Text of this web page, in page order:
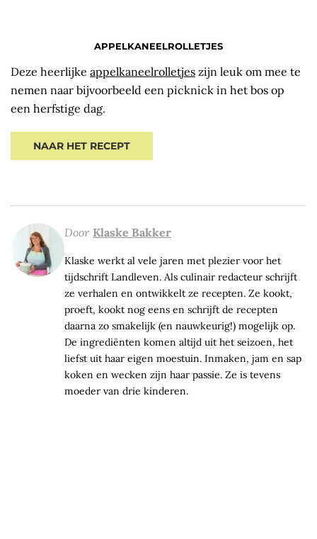
APPELKANEELROLLETJES
Deze heerlijke appelkaneelrolletjes zijn leuk om mee te
nemen naar bijvoorbeeld een picknick in het bos op
een herfstige dag.
NAAR HET RECEPT
Door Klaske Bakker
Klaske werkt al vele jaren met plezier voor het
tijdschrift Landleven. Als culinair redacteur schrijft
ze verhalen en ontwikkelt ze recepten. Ze kookt,
proeft, kookt nog eens en schrijft de recepten
daarna zo smakelijk (en nauwkeurig!) mogelijk op.
De ingrediënten komen altijd uit het seizoen, het
liefst uit haar eigen moestuin. Inmaken, jam en sap
koken en wecken zijn haar passie. Ze is tevens
moeder van drie kinderen.